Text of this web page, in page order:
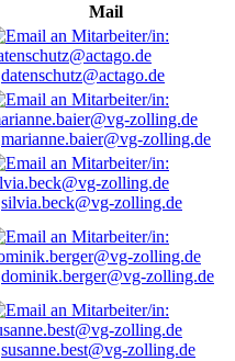
Mail
datenschutz@actago.de
marianne.baier@vg-zolling.de
silvia.beck@vg-zolling.de
dominik.berger@vg-zolling.de
susanne.best@vg-zolling.de